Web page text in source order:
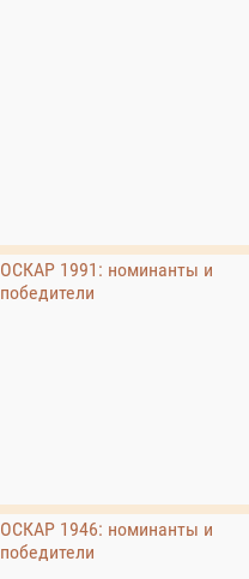
ОСКАР 1991: номинанты и
победители
ОСКАР 1946: номинанты и
победители